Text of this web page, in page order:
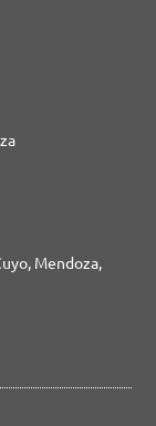
Mendoza,